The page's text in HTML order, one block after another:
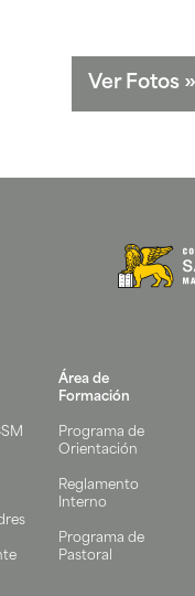
Ver Fotos »
Área de
Formación
Programa de
Orientación
Reglamento
Interno
Programa de
Pastoral